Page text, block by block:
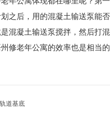
之后，用的混凝土输送泵能
混凝土输送泵搅拌，然后打
修老年公寓的效率也是相当
道基底